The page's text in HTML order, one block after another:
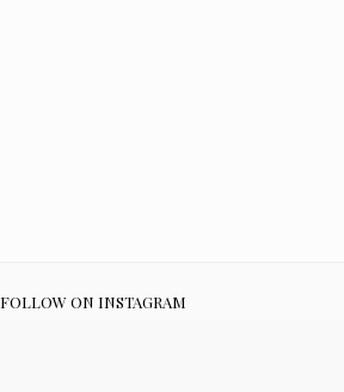
FOLLOW ON INSTAGRAM